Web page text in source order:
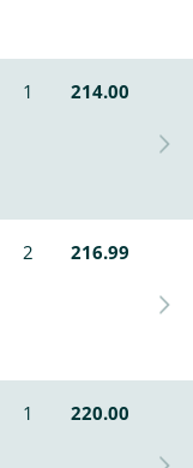
1 214.00
2 216.99
1 220.00